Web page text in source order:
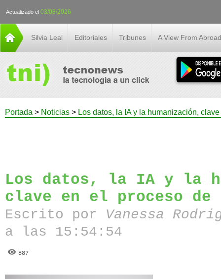
Actualizado el 03/08/2026
Silvia Leal Editoriales Tribunes A View From Abroad
Portada > Noticias > Los datos, la IA y la humanización,
Los datos, la IA y la
clave en el proceso de
Escrito por Vanessa
a las 15:54:54
887